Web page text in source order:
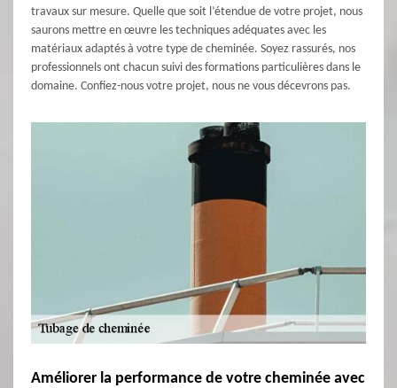
travaux sur mesure. Quelle que soit l’étendue de votre projet, nous
saurons mettre en œuvre les techniques adéquates avec les
matériaux adaptés à votre type de cheminée. Soyez rassurés, nos
professionnels ont chacun suivi des formations particulières dans le
domaine. Confiez-nous votre projet, nous ne vous décevrons pas.
Améliorer la performance de votre cheminée avec